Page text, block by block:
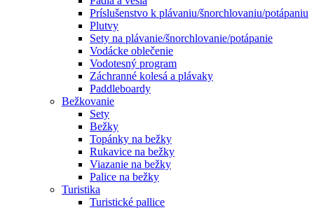
Príslušenstvo k plávaniu/šnorchlovaniu/potápaniu
Plutvy
Sety na plávanie/šnorchlovanie/potápanie
Vodácke oblečenie
Vodotesný program
Záchranné kolesá a plávaky
Paddleboardy
Bežkovanie
Sety
Bežky
Topánky na bežky
Rukavice na bežky
Viazanie na bežky
Palice na bežky
Turistika
Turistické pallice